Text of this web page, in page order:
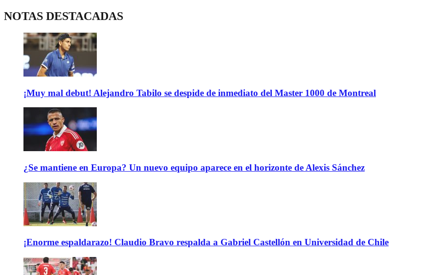
NOTAS DESTACADAS
¡Muy mal debut! Alejandro Tabilo se despide de inmediato del Master 1000 de Montreal
¿Se mantiene en Europa? Un nuevo equipo aparece en el horizonte de Alexis Sánchez
¡Enorme espaldarazo! Claudio Bravo respalda a Gabriel Castellón en Universidad de Chile